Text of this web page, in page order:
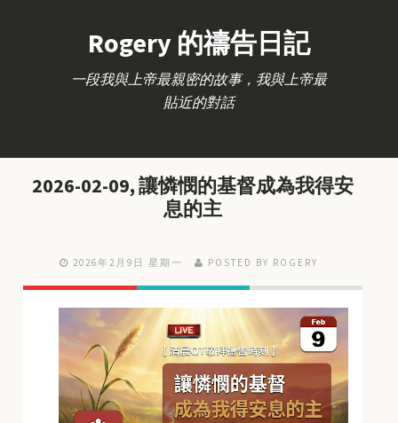
Rogery 的禱告日記
一段我與上帝最親密的故事，我與上帝最
貼近的對話
2026-02-09, 讓憐憫的基督成為我得安
息的主
2026年2月9日 星期一 POSTED BY ROGERY